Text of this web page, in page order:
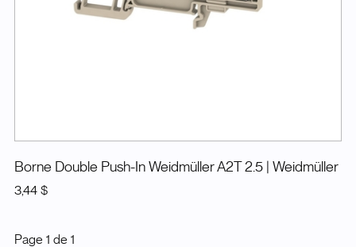
Borne Double Push-In Weidmüller A2T 2.5 | Weidmüller
3,44 $
Page 1 de 1